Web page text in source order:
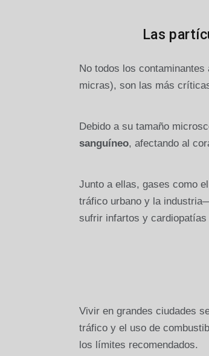
Las
No todos los
micras), son las más
Debido a su tamaño
sanguíneo, afectando al
Junto a ellas, gases como
tráfico urbano y la
sufrir infartos y cardiopatías
Vivir en grandes ciudades
tráfico y el uso de
los límites recomendados.